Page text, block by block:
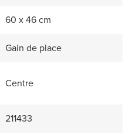
60 x 46 cm
Gain de place
Centre
211433